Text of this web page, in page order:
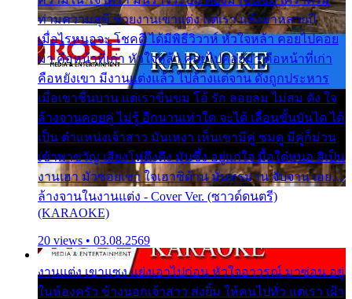
ท่ามความสุขี ช่วยงานเขาแต่ง แต่เรา แล้งมาหลายปี
เมื่อไรหนอจะ โชคดี ได้มีพิธีวิวาห์ หัวใจหล้า คอยไปคอย
มา คือหน้าที่เก่า หัวใจหล้า คอยไปคอยมา คือหน้าที่เก่า
คือหยังเขา มีงานแต่งแล้ว ไปล้างแต่จาน ดั่งถูกประหาร
เมื่อเขาชื่นบาน แต่เราขื่นขม โอ้ รัก ลอยลม ไม่สม ดัง ใจ
ล้างจานคอยคู่ ไม่รู้ อีกนานเท่าใด จะได้ เลื่อนขั้นบันได ได้
เป็น ตำแหน่งเจ้าสาว มันเหงา เห็นเขามีคู่ ซมดู มีคู่ก็ม่วน
เข้าพาขวัญ เสียงโห่ตึงตึง มันซึ้ง อยู่แก่ใจ มื้อใด๋หนอ สิเป็น
งานเฮา มัวซอยเขา ใจเฮาซิด้าน มันทรมาน จับจาน เอย…
ล้างจานในงานแต่ง - Cover Ver. (ซาวด์ดนตรี)
(KARAOKE)
20 views • 03.08.2569
งานแต่ง เขาแซง แย่งเอาไปก่อน หัวใจอาวรณ์ มาซ่อน อยู่
ในห้องครัว ข้างนอกเจ้าสาว ส่งยิ้ม ให้คนไปทั่ว แต่เรา เฝ้า